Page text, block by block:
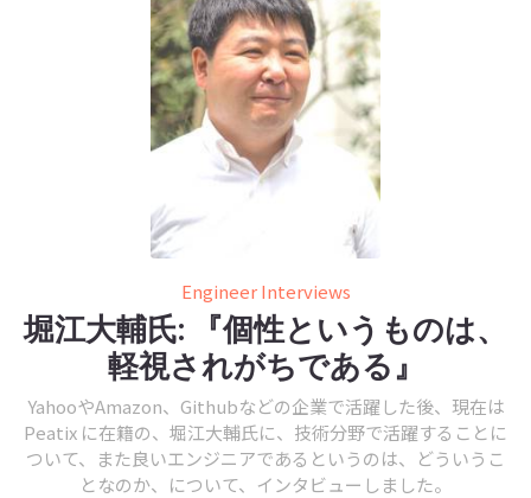
Engineer Interviews
堀江大輔氏: 『個性というものは、
軽視されがちである』
YahooやAmazon、Githubなどの企業で活躍した後、現在は
Peatix に在籍の、堀江大輔氏に、技術分野で活躍することに
ついて、また良いエンジニアであるというのは、どういうこ
となのか、について、インタビューしました。